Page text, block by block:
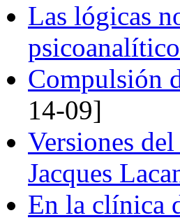
Las lógicas
Compulsión
14-09]
Versiones
Jacques
En la clínica